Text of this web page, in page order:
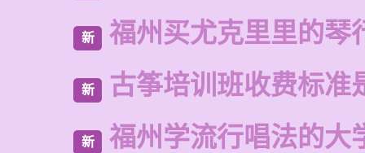
新 福州买尤克里里的琴
新 古筝培训班收费标准
新 福州学流行唱法的大